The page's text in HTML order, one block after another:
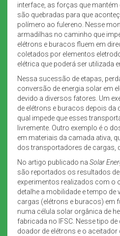
interface, as forças que
são quebradas para que
polímero ao fulereno. Nesse
armadilhas no caminho que
elétrons e buracos fluem em
coletados por elementos
elétrica que poderá ser utilizada
Nessa sucessão de etapas,
conversão de energia solar em
devido a diversos fatores. Um
de elétrons e buracos depois
qual impede que esses
livremente. Outro exemplo é o
em materiais da camada ativa,
dos transportadores de cargas,
No artigo publicado na Solar
são reportados os resultados de
experimentos realizados com o
detalhe a mobilidade e tempo de
cargas (elétrons e buracos) em
numa célula solar orgânica de
fabricada no IFSC. Nesse tipo
doador de elétrons e o